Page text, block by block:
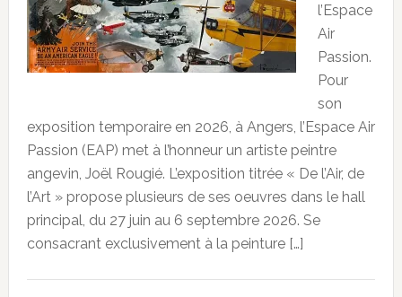
l’Espace
Air
Passion.
Pour
son
exposition temporaire en 2026, à Angers, l’Espace Air
Passion (EAP) met à l’honneur un artiste peintre
angevin, Joël Rougié. L’exposition titrée « De l’Air, de
l’Art » propose plusieurs de ses oeuvres dans le hall
principal, du 27 juin au 6 septembre 2026. Se
consacrant exclusivement à la peinture […]